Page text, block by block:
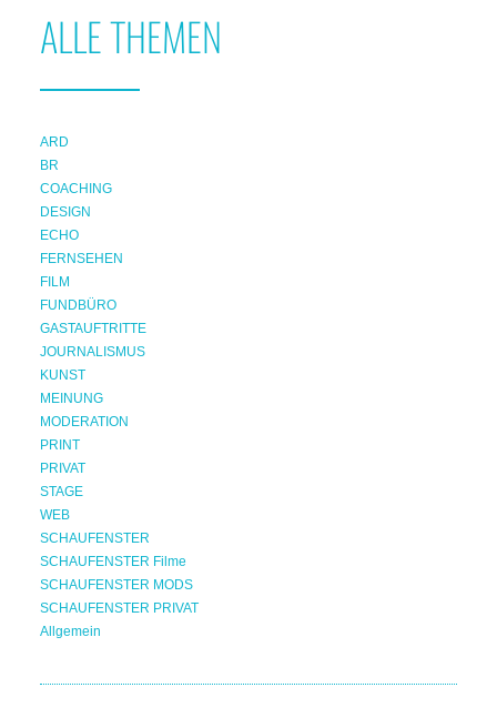
ALLE THEMEN
ARD
BR
COACHING
DESIGN
ECHO
FERNSEHEN
FILM
FUNDBÜRO
GASTAUFTRITTE
JOURNALISMUS
KUNST
MEINUNG
MODERATION
PRINT
PRIVAT
STAGE
WEB
SCHAUFENSTER
SCHAUFENSTER Filme
SCHAUFENSTER MODS
SCHAUFENSTER PRIVAT
Allgemein